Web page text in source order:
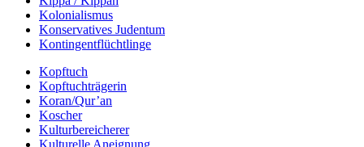
Kolonialismus
Konservatives Judentum
Kontingentflüchtlinge
Kopftuch
Kopftuchträgerin
Koran/Qur’an
Koscher
Kulturbereicherer
Kulturelle Aneignung